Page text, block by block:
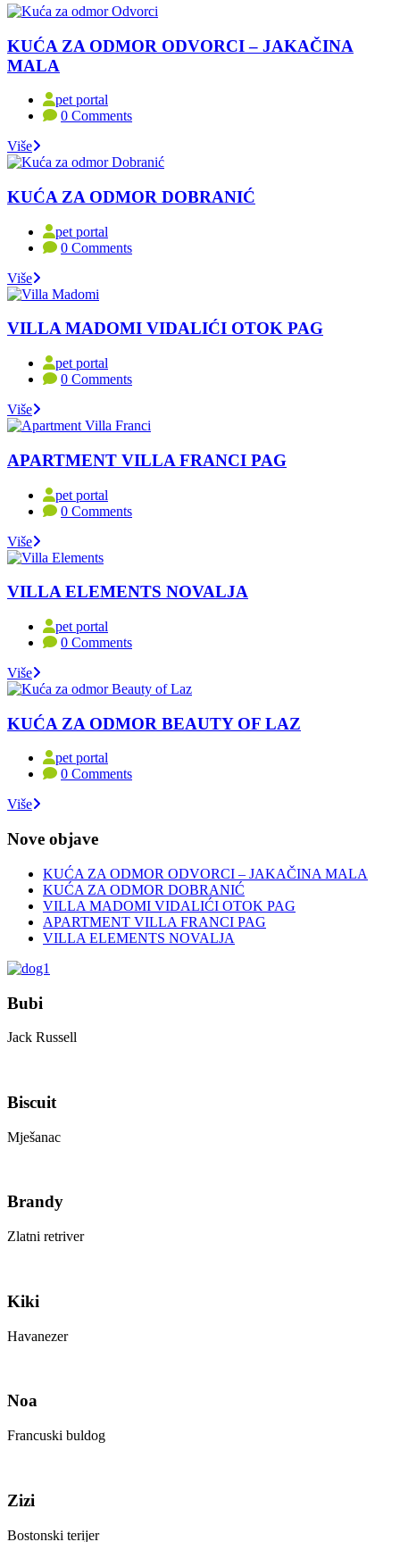
KUĆA ZA ODMOR ODVORCI – JAKAČINA
MALA
pet portal
0 Comments
Više
KUĆA ZA ODMOR DOBRANIĆ
pet portal
0 Comments
Više
VILLA MADOMI VIDALIĆI OTOK PAG
pet portal
0 Comments
Više
APARTMENT VILLA FRANCI PAG
pet portal
0 Comments
Više
VILLA ELEMENTS NOVALJA
pet portal
0 Comments
Više
KUĆA ZA ODMOR BEAUTY OF LAZ
pet portal
0 Comments
Više
Nove objave
KUĆA ZA ODMOR ODVORCI – JAKAČINA MALA
KUĆA ZA ODMOR DOBRANIĆ
VILLA MADOMI VIDALIĆI OTOK PAG
APARTMENT VILLA FRANCI PAG
VILLA ELEMENTS NOVALJA
Bubi
Jack Russell
Biscuit
Mješanac
Brandy
Zlatni retriver
Kiki
Havanezer
Noa
Francuski buldog
Zizi
Bostonski terijer